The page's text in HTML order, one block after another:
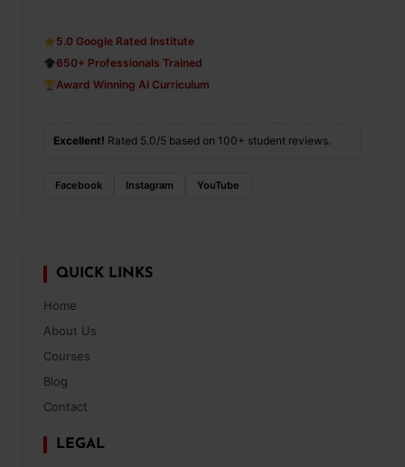
5.0 Google Rated Institute
650+ Professionals Trained
Award Winning AI Curriculum
Excellent! Rated 5.0/5 based on 100+ student reviews.
Facebook Instagram YouTube
QUICK LINKS
Home
About Us
Courses
Blog
Contact
LEGAL